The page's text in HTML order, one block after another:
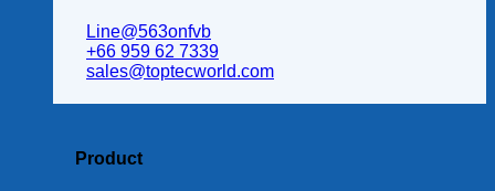
Line@563onfvb
+66 959 62 7339
sales@toptecworld.com
Product